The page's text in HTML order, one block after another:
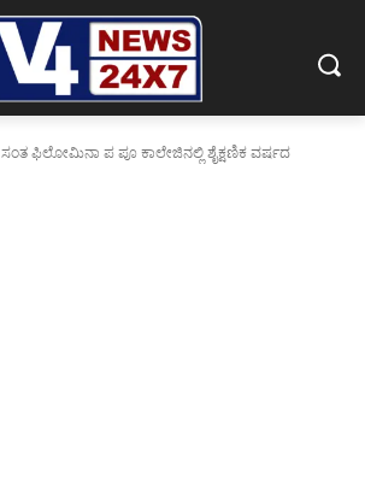
ಸಂತ ಫಿಲೋಮಿನಾ ಪ ಪೂ ಕಾಲೇಜಿನಲ್ಲಿ ಶೈಕ್ಷಣಿಕ ವರ್ಷದ